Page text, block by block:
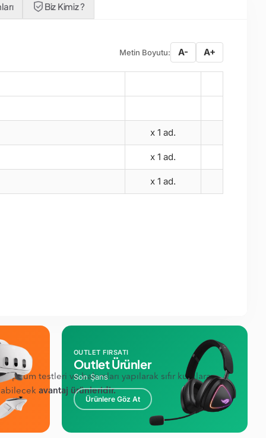
Biz Kimiz ?
Metin Boyutu: A- A+
x 1 ad.
x 1 ad.
x 1 ad.
tüm testleri ve bakımları yapılarak sıfır kutulara
avantaj ürünleridir.
OUTLET FIRSATI
Outlet Ürünler
Son Şans
Ürünlere Göz At